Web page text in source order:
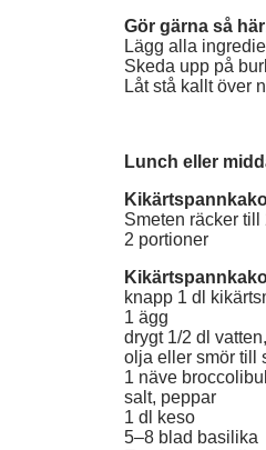
Gör gärna så
Lägg alla
Skeda upp på
Låt stå kallt över
Lunch eller
Smeten räcker
2 portioner
knapp 1 dl
1 ägg
drygt 1/2 dl
olja eller smör till
1 näve
salt, peppar
1 dl keso
5–8 blad basilika